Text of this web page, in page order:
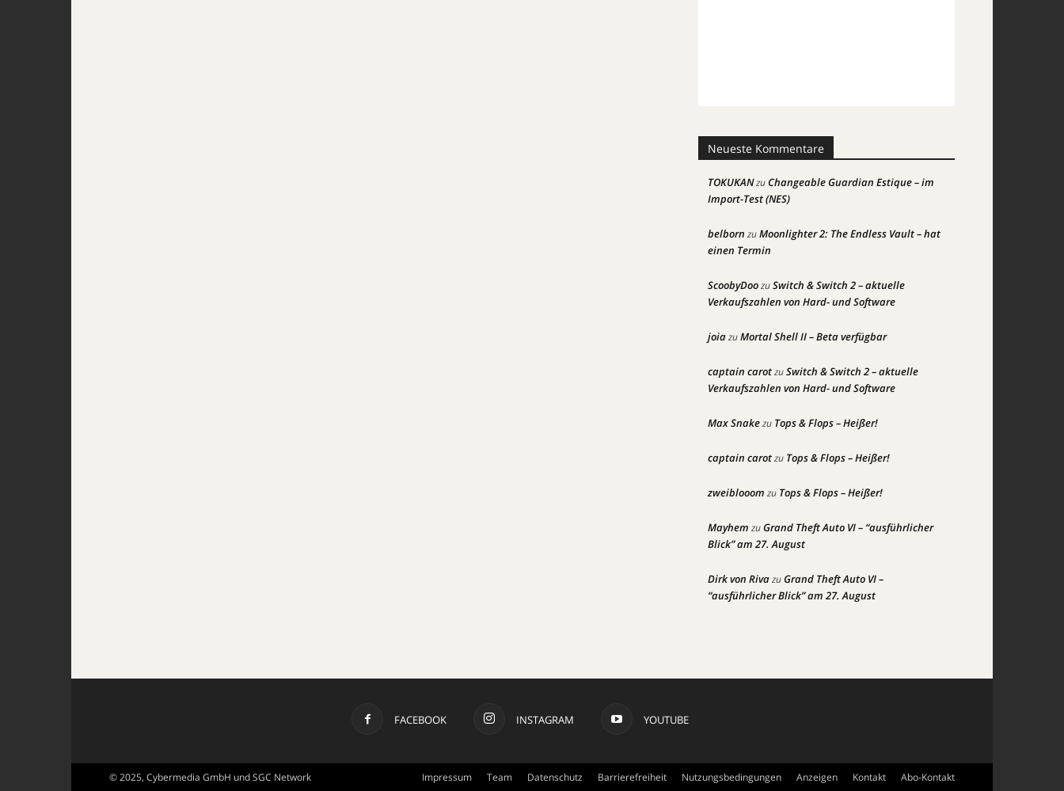
Neueste Kommentare
TOKUKANzuChangeable Guardian Estique – im
Import-Test (NES)
belborn zuMoonlighter 2: The Endless Vault – hat
einen Termin
ScoobyDoozuSwitch & Switch 2 – aktuelle
Verkaufszahlen von Hard- und Software
joiazuMortal Shell II – Beta verfügbar
captain carotzuSwitch & Switch 2 – aktuelle
Verkaufszahlen von Hard- und Software
Max Snakezu Tops & Flops – Heißer!
captain carotzu Tops & Flops – Heißer!
zweiblooom zu Tops & Flops – Heißer!
Mayhem zuGrand Theft Auto VI – “ausführlicher
Blick” am 27. August
Dirk von RivazuGrand Theft Auto VI –
“ausführlicher Blick” am 27. August
FACEBOOK INSTAGRAM YOUTUBE
Impressum Team Datenschutz Barrierefreiheit Nutzungsbedingungen Anzeigen Kontakt Abo-Kontakt
© 2025, Cybermedia GmbH und SGC Network